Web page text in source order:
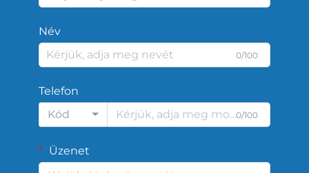
Név
0/100
Telefon
Kód
0/100
Üzenet